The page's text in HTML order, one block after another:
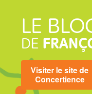
LE
DE
Visiter le site de
Concertience